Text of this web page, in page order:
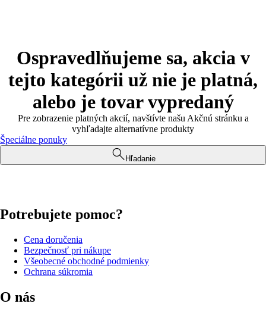
Ospravedlňujeme sa, akcia v
tejto kategórii už nie je platná,
alebo je tovar vypredaný
Pre zobrazenie platných akcií, navštívte našu Akčnú stránku a
vyhľadajte alternatívne produkty
Špeciálne ponuky
Hľadanie
Potrebujete pomoc?
Cena doručenia
Bezpečnosť pri nákupe
Všeobecné obchodné podmienky
Ochrana súkromia
O nás